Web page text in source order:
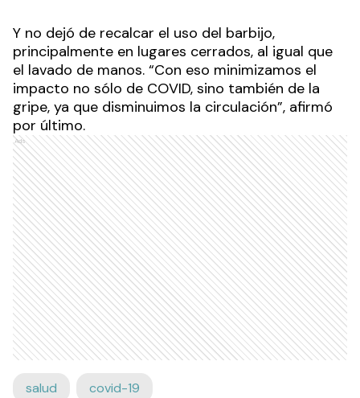
Y no dejó de recalcar el uso del barbijo,
principalmente en lugares cerrados, al igual que
el lavado de manos. “Con eso minimizamos el
impacto no sólo de COVID, sino también de la
gripe, ya que disminuimos la circulación”, afirmó
por último.
Ads
salud covid-19